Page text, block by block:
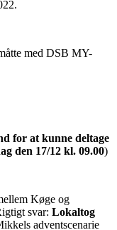
med DSB MY-
for at kunne deltage
den 17/12 kl. 09.00)
Køge og
svar: Lokaltog
adventscenarie